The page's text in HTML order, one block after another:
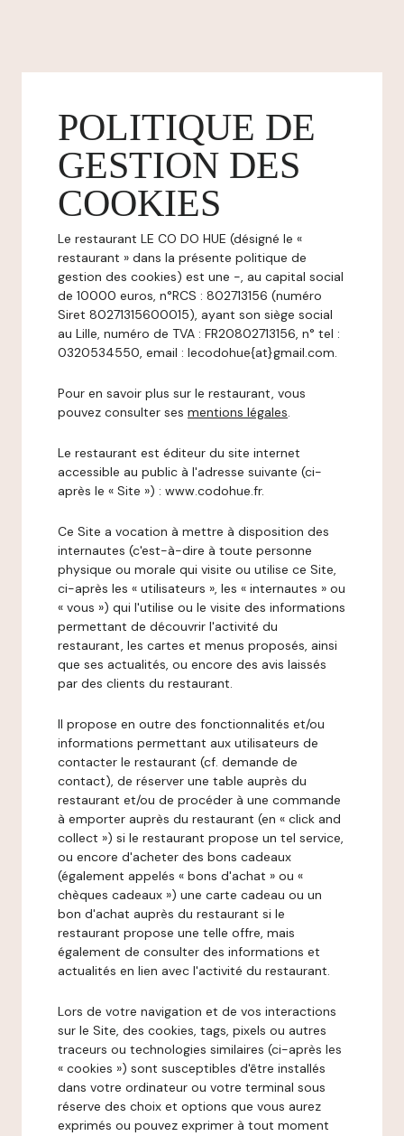
POLITIQUE DE
GESTION DES
COOKIES
Le restaurant LE CO DO HUE (désigné le «
restaurant » dans la présente politique de
gestion des cookies) est une -, au capital social
de 10000 euros, n°RCS : 802713156 (numéro
Siret 80271315600015), ayant son siège social
au Lille, numéro de TVA : FR20802713156, n° tel :
0320534550, email : lecodohue{at}gmail.com.
Pour en savoir plus sur le restaurant, vous
pouvez consulter ses mentions légales.
Le restaurant est éditeur du site internet
accessible au public à l'adresse suivante (ci-
après le « Site ») : www.codohue.fr.
Ce Site a vocation à mettre à disposition des
internautes (c'est-à-dire à toute personne
physique ou morale qui visite ou utilise ce Site,
ci-après les « utilisateurs », les « internautes » ou
« vous ») qui l'utilise ou le visite des informations
permettant de découvrir l'activité du
restaurant, les cartes et menus proposés, ainsi
que ses actualités, ou encore des avis laissés
par des clients du restaurant.
Il propose en outre des fonctionnalités et/ou
informations permettant aux utilisateurs de
contacter le restaurant (cf. demande de
contact), de réserver une table auprès du
restaurant et/ou de procéder à une commande
à emporter auprès du restaurant (en « click and
collect ») si le restaurant propose un tel service,
ou encore d'acheter des bons cadeaux
(également appelés « bons d'achat » ou «
chèques cadeaux ») une carte cadeau ou un
bon d'achat auprès du restaurant si le
restaurant propose une telle offre, mais
également de consulter des informations et
actualités en lien avec l'activité du restaurant.
Lors de votre navigation et de vos interactions
sur le Site, des cookies, tags, pixels ou autres
traceurs ou technologies similaires (ci-après les
« cookies ») sont susceptibles d'être installés
dans votre ordinateur ou votre terminal sous
réserve des choix et options que vous aurez
exprimés ou pouvez exprimer à tout moment